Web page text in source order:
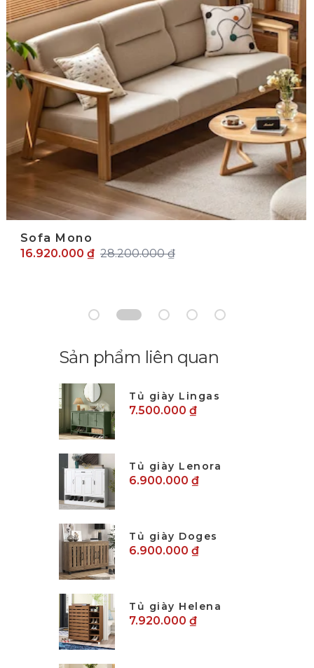
Sofa Mono
16.920.000 ₫ 28.200.000 ₫
Sản phẩm liên quan
Tủ giày Lingas
7.500.000 ₫
Tủ giày Lenora
6.900.000 ₫
Tủ giày Doges
6.900.000 ₫
Tủ giày Helena
7.920.000 ₫